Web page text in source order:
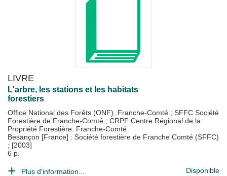
LIVRE
L'arbre, les stations et les habitats
forestiers
Office National des Forêts (ONF). Franche-Comté ; SFFC Société
Forestière de Franche-Comté ; CRPF Centre Régional de la
Propriété Forestière. Franche-Comté
Besançon [France] : Société forestière de Franche Comté (SFFC)
; [2003]
6 p.
Plus d'information... Disponible